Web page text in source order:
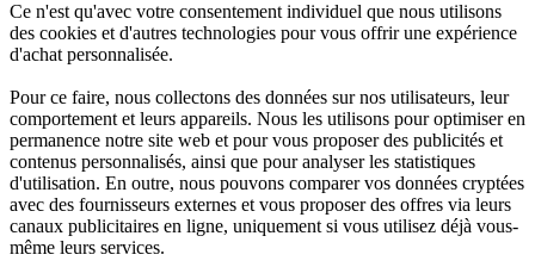
Ce n'est qu'avec votre consentement individuel que nous utilisons
des cookies et d'autres technologies pour vous offrir une expérience
d'achat personnalisée.
Pour ce faire, nous collectons des données sur nos utilisateurs, leur
comportement et leurs appareils. Nous les utilisons pour optimiser en
permanence notre site web et pour vous proposer des publicités et
contenus personnalisés, ainsi que pour analyser les statistiques
d'utilisation. En outre, nous pouvons comparer vos données cryptées
avec des fournisseurs externes et vous proposer des offres via leurs
canaux publicitaires en ligne, uniquement si vous utilisez déjà vous-
même leurs services.